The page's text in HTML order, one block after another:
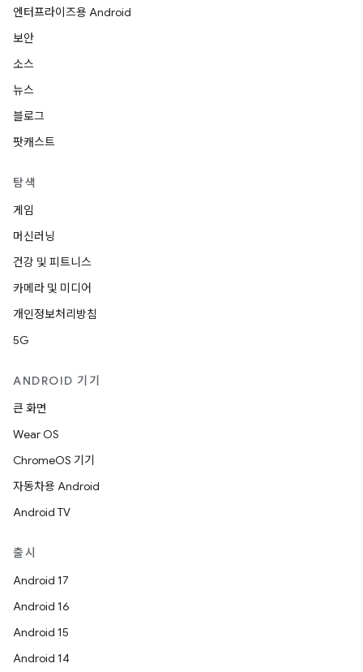
엔터프라이즈용 Android
보안
소스
뉴스
블로그
팟캐스트
탐색
게임
머신러닝
건강 및 피트니스
카메라 및 미디어
개인정보처리방침
5G
ANDROID 기기
큰 화면
Wear OS
ChromeOS 기기
자동차용 Android
Android TV
출시
Android 17
Android 16
Android 15
Android 14